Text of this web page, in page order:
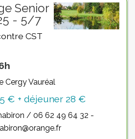
Senior
- 5/7
CST
Cergy Vauréal
€ + déjeuner 28 €
/ 06 62 49 64 32 -